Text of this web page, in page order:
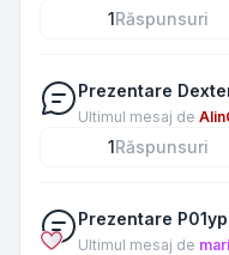
1Răspunsuri
Prezentare
Ultimul mesaj de
1Răspunsuri
Prezentare
Ultimul mesaj de